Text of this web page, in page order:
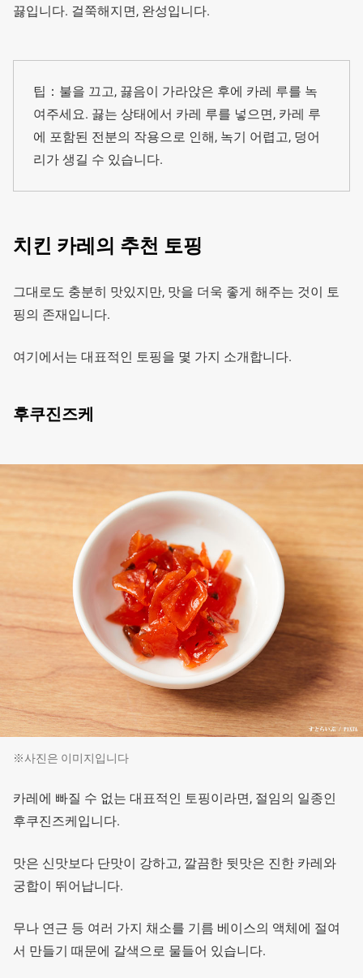
끓입니다. 걸쭉해지면, 완성입니다.
팁：불을 끄고, 끓음이 가라앉은 후에 카레 루를 녹
여주세요. 끓는 상태에서 카레 루를 넣으면, 카레 루
에 포함된 전분의 작용으로 인해, 녹기 어렵고, 덩어
리가 생길 수 있습니다.
치킨 카레의 추천 토핑
그대로도 충분히 맛있지만, 맛을 더욱 좋게 해주는 것이 토
핑의 존재입니다.
여기에서는 대표적인 토핑을 몇 가지 소개합니다.
후쿠진즈케
※사진은 이미지입니다
카레에 빠질 수 없는 대표적인 토핑이라면, 절임의 일종인
후쿠진즈케입니다.
맛은 신맛보다 단맛이 강하고, 깔끔한 뒷맛은 진한 카레와
궁합이 뛰어납니다.
무나 연근 등 여러 가지 채소를 기름 베이스의 액체에 절여
서 만들기 때문에 갈색으로 물들어 있습니다.